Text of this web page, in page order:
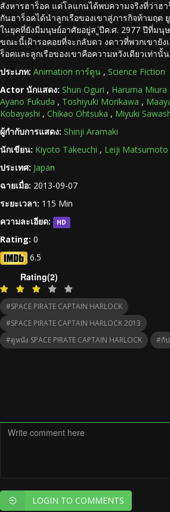
สังหารฮาร็อค แต่โลแกนได้พบความจริงที่ว่าฮ
กันฮาร็อคได้นำลูกเรือของเขาสู่ภารกิจท้ามฤต
ในยุคที่ยังมีมนุษย์อาศัยอยู่ส ู่ปีค.ศ. 2977 ปีที่มนุ
ขณะนี้เฝ้ารอคอยที่จะกลับดว งดาวที่พวกเขายัง
ร็อคและลูกเรือของเขาคือความหวังเดียวเท่านั้น
ประเภท: Animation การ์ตูน , Science Fiction
Actor นักแสดง: Shun Oguri , Haruma Miura
Ayano Fukuda , Toshiyuki Morikawa ,
Kobayashi , Chikao Ohtsuka , Miyuki
ผู้กำกับการแสดง: Shinji Aramaki
นักเขียน: Kiyoto Takeuchi , Leiji Matsumoto
ประเทศ: Japan
ฉายเมื่อ: 2013-09-07
ระยะเวลา: 115 Min
ความละเอียด:
HD
Rating: 0
6.5
Rating(2)
#SPACE PIRATE CAPTAIN HARLOCK
#SPACE PIRATE CAPTAIN HARLOCK 2013
#ดูหนัง SPACE PIRATE CAPTAIN HARLOCK
#กั
LOGIN TO COMMENTS